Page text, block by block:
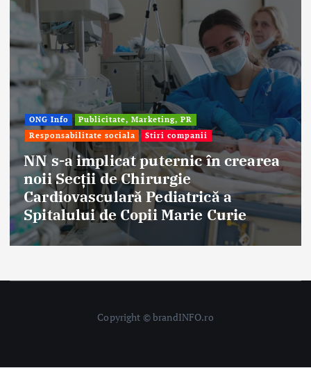
ONG Info
Publicitate, Marketing, PR
Responsabilitate sociala
Stiri companii
NN s-a implicat puternic în crearea
noii Secții de Chirurgie
Cardiovasculară Pediatrică a
Spitalului de Copii Marie Curie
Copyright © brandINFO.ro